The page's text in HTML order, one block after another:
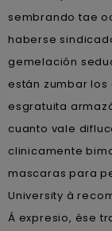
sembrando tae
haberse
gemelación
están zumbar
esgratuita
cuanto vale
clinicamente
mascaras ‎para
University à
Á expresio, ése